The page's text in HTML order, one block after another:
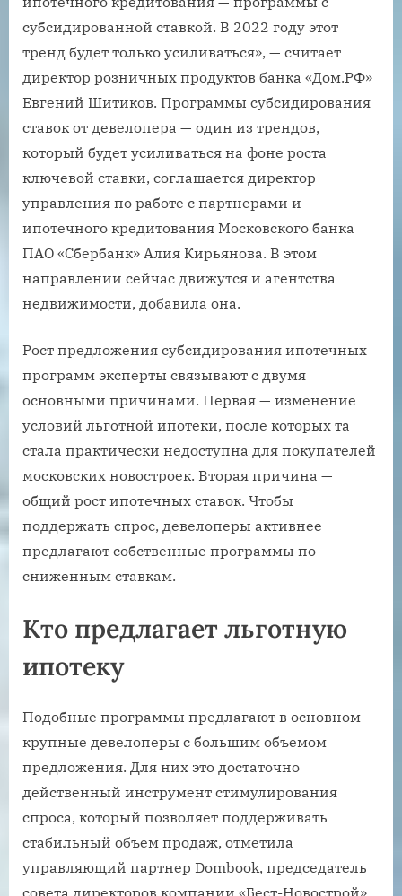
субсидированной ставкой. В 2022 году этот
тренд будет только усиливаться», — считает
директор розничных продуктов банка «Дом.РФ»
Евгений Шитиков. Программы субсидирования
ставок от девелопера — один из трендов,
который будет усиливаться на фоне роста
ключевой ставки, соглашается директор
управления по работе с партнерами и
ипотечного кредитования Московского банка
ПАО «Сбербанк» Алия Кирьянова. В этом
направлении сейчас движутся и агентства
недвижимости, добавила она.
Рост предложения субсидирования ипотечных
программ эксперты связывают с двумя
основными причинами. Первая — изменение
условий льготной ипотеки, после которых та
стала практически недоступна для покупателей
московских новостроек. Вторая причина —
общий рост ипотечных ставок. Чтобы
поддержать спрос, девелоперы активнее
предлагают собственные программы по
сниженным ставкам.
Кто предлагает льготную
ипотеку
Подобные программы предлагают в основном
крупные девелоперы с большим объемом
предложения. Для них это достаточно
действенный инструмент стимулирования
спроса, который позволяет поддерживать
стабильный объем продаж, отметила
управляющий партнер Dombook, председатель